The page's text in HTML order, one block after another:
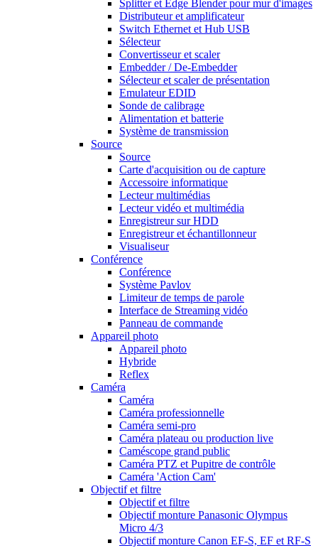
Splitter et Edge Blender pour mur d'images
Distributeur et amplificateur
Switch Ethernet et Hub USB
Sélecteur
Convertisseur et scaler
Embedder / De-Embedder
Sélecteur et scaler de présentation
Emulateur EDID
Sonde de calibrage
Alimentation et batterie
Système de transmission
Source
Source
Carte d'acquisition ou de capture
Accessoire informatique
Lecteur multimédias
Lecteur vidéo et multimédia
Enregistreur sur HDD
Enregistreur et échantillonneur
Visualiseur
Conférence
Conférence
Système Pavlov
Limiteur de temps de parole
Interface de Streaming vidéo
Panneau de commande
Appareil photo
Appareil photo
Hybride
Reflex
Caméra
Caméra
Caméra professionnelle
Caméra semi-pro
Caméra plateau ou production live
Caméscope grand public
Caméra PTZ et Pupitre de contrôle
Caméra 'Action Cam'
Objectif et filtre
Objectif et filtre
Objectif monture Panasonic Olympus
Micro 4/3
Objectif monture Canon EF-S, EF et RF-S